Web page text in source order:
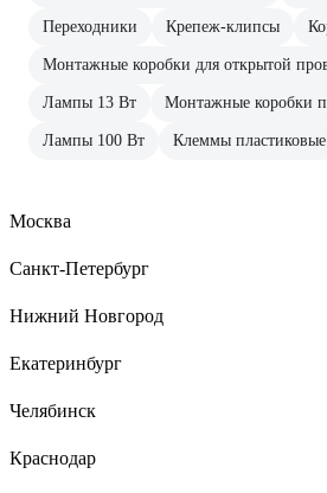
Переходники Крепеж-клипсы
Монтажные коробки для открытой
Лампы 13 Вт Монтажные коробки
Лампы 100 Вт Клеммы пластиковые
Москва
Санкт-Петербург
Нижний Новгород
Екатеринбург
Челябинск
Краснодар